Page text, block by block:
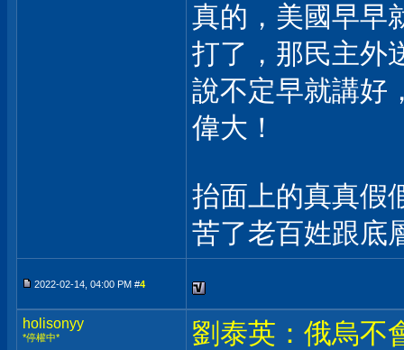
真的，美國早早
打了，那民主外
說不定早就講好
偉大！
抬面上的真真假
苦了老百姓跟底
2022-02-14, 04:00 PM #4
holisonyy
*停權中* 劉泰英：俄烏不